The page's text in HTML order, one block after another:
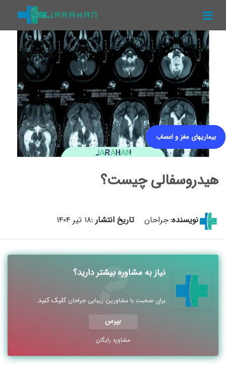
منو
جراحان
پزشکان
مقالات
ویدیوها
مقالات لیفت سینه
بیماریهای مغز و اعصاب
هیدروسفالی چیست؟
نویسنده:جراحان تاریخ انتشار :۱۸ تیر ۱۴۰۴
نیاز به مشاوره بیشتر دارید؟
برای صحبت با مشاورین زیبایی جراحان کلیک کنید.
بپرس
مشاوره رایگان